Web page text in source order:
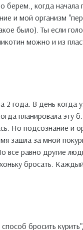
берем., когда начала
и мой организм
было). Ты если
можно и из
2 года. В день когда
планировала эту
Но подсознание и
зашла за мной
все равно другие
бросать.
бросить